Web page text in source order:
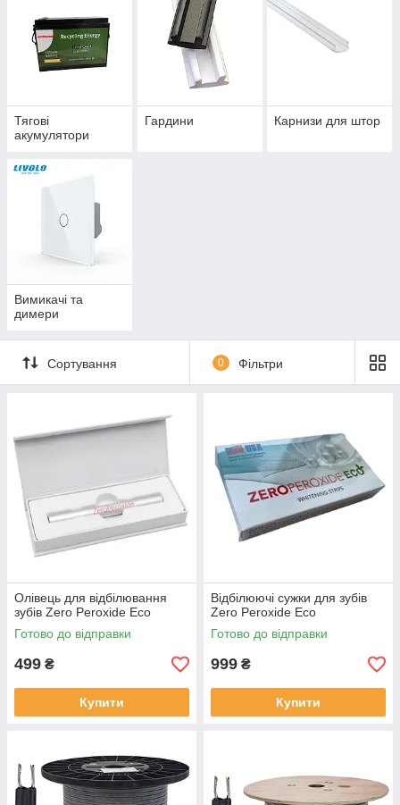
Тягові
акумулятори
Гардини Карнизи для штор
Вимикачі та
димери
Сортування 0 Фільтри
Олівець для відбілювання
зубів Zero Peroxide Eco
Готово до відправки
499 ₴
Купити
Відбілюючі сужки для зубів
Zero Peroxide Eco
Готово до відправки
999 ₴
Купити